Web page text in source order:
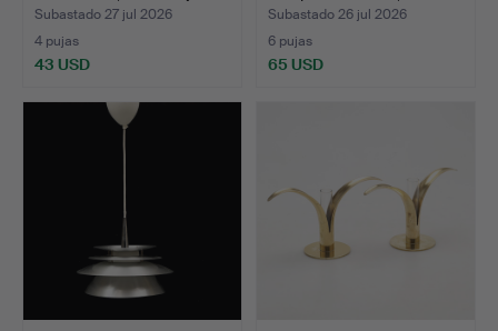
Subastado 27 jul 2026
4 pujas
43 USD
cerámica.
Subastado 26 jul 2026
6 pujas
65 USD